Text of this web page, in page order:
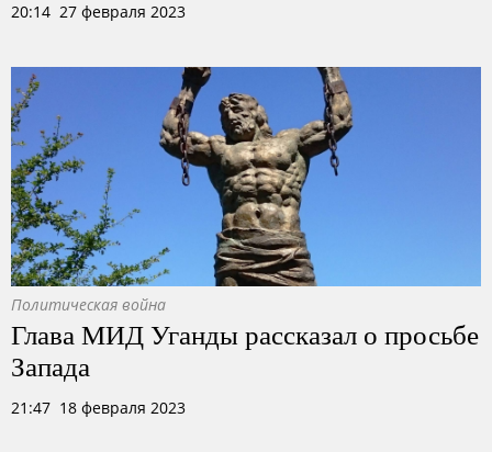
20:14 27 февраля 2023
Политическая война
Глава МИД Уганды рассказал о просьбе
Запада
21:47 18 февраля 2023